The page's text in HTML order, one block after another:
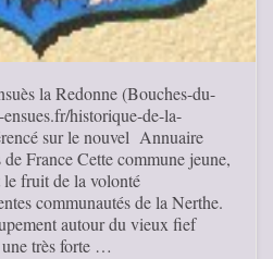
la Redonne (Bouches-du-
historique-de-la-
sur le nouvel Annuaire
France Cette commune jeune,
le fruit de la volonté
communautés de la Nerthe.
autour du vieux fief
très forte …